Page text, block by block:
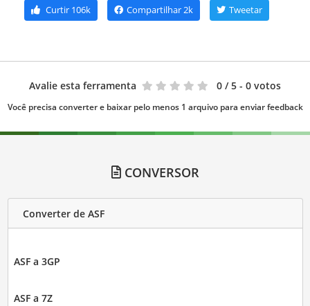
Curtir 106k Compartilhar2k Tweetar
Avalie esta ferramenta 0 / 5 - 0 votos
Você precisa converter e baixar pelo menos 1 arquivo para enviar feedback
CONVERSOR
Converter de ASF
ASF a 3GP
ASF a 7Z